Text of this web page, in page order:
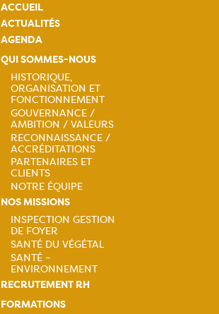
ACCUEIL
ACTUALITÉS
AGENDA
QUI SOMMES-NOUS
Navigation
principale
HISTORIQUE,
ORGANISATION ET
FONCTIONNEMENT
GOUVERNANCE /
AMBITION / VALEURS
RECONNAISSANCE /
ACCRÉDITATIONS
PARTENAIRES ET
CLIENTS
NOTRE ÉQUIPE
NOS MISSIONS
Navigation
principale
INSPECTION GESTION
DE FOYER
SANTÉ DU VÉGÉTAL
SANTÉ –
ENVIRONNEMENT
RECRUTEMENT RH
FORMATIONS